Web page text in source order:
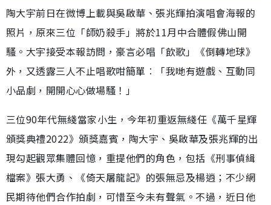
陶大宇前日在微博上載與吳啟華、張兆輝拍演唱會海報的
照片，原來三位「師奶殺手」將於11月中合體假佛山開
騷。大宇接受本報訪問，豪言必唱「飲歌」《倒轉地球》
外，又透露三人不止唱歌咁簡單︰「我哋有遊戲、互動同
小品劇，開開心心做場騷！」
三位90年代無綫當家小生，今年初重返無綫任《萬千星輝
頒獎典禮2022》頒獎嘉賓，陶大宇、吳啟華及張兆輝的出
現勾起觀眾集體回憶，重提他們的角色，包括《刑事偵緝
檔案》張大勇、《倚天屠龍記》的張無忌及楊逍；不少網
民期待他們合作拍劇，可惜至今未有聲氣。不過，近日他